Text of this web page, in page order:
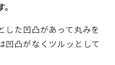
した凹凸があって丸みを
凹凸がなくツルッとして